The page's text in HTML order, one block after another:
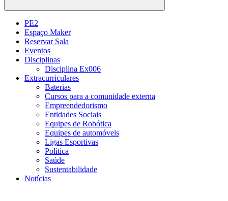
Buscar
PE2
Espaço Maker
Reservar Sala
Eventos
Disciplinas
Disciplina Ex006
Extracurriculares
Baterias
Cursos para a comunidade externa
Empreendedorismo
Entidades Sociais
Equipes de Robótica
Equipes de automóveis
Ligas Esportivas
Política
Saúde
Sustentabilidade
Notícias